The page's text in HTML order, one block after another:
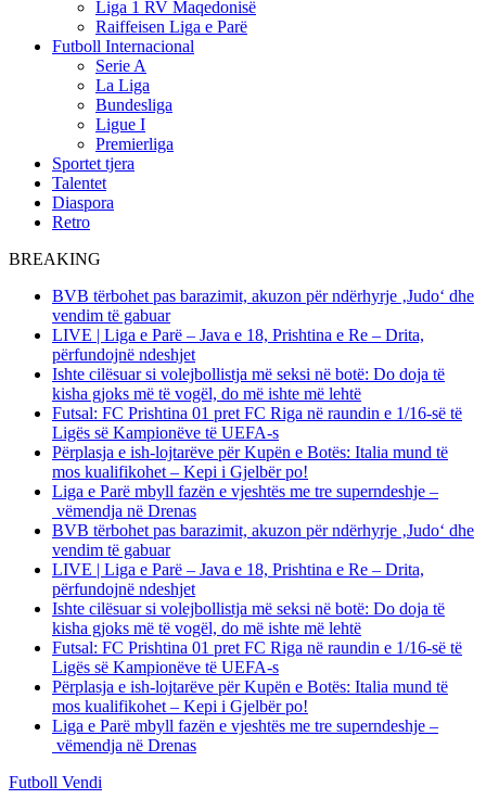
Liga 1 RV Maqedonisë
Raiffeisen Liga e Parë
Futboll Internacional
Serie A
La Liga
Bundesliga
Ligue I
Premierliga
Sportet tjera
Talentet
Diaspora
Retro
BREAKING
BVB tërbohet pas barazimit, akuzon për ndërhyrje ‚Judo‘ dhe
vendim të gabuar
LIVE | Liga e Parë – Java e 18, Prishtina e Re – Drita,
përfundojnë ndeshjet
Ishte cilësuar si volejbollistja më seksi në botë: Do doja të
kisha gjoks më të vogël, do më ishte më lehtë
Futsal: FC Prishtina 01 pret FC Riga në raundin e 1/16-së të
Ligës së Kampionëve të UEFA-s
Përplasja e ish-lojtarëve për Kupën e Botës: Italia mund të
mos kualifikohet – Kepi i Gjelbër po!
Liga e Parë mbyll fazën e vjeshtës me tre superndeshje –
vëmendja në Drenas
BVB tërbohet pas barazimit, akuzon për ndërhyrje ‚Judo‘ dhe
vendim të gabuar
LIVE | Liga e Parë – Java e 18, Prishtina e Re – Drita,
përfundojnë ndeshjet
Ishte cilësuar si volejbollistja më seksi në botë: Do doja të
kisha gjoks më të vogël, do më ishte më lehtë
Futsal: FC Prishtina 01 pret FC Riga në raundin e 1/16-së të
Ligës së Kampionëve të UEFA-s
Përplasja e ish-lojtarëve për Kupën e Botës: Italia mund të
mos kualifikohet – Kepi i Gjelbër po!
Liga e Parë mbyll fazën e vjeshtës me tre superndeshje –
vëmendja në Drenas
Futboll Vendi